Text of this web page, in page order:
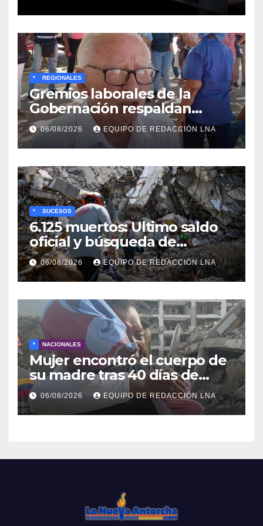
* REGIONALES
Gremios laborales de la
Gobernación respaldan
propuesta de Bono
Recreativo de 100 dólares
para jubilados, pensionados y
activos
06/08/2026 EQUIPO DE REDACCIÓN LNA
* SUCESOS
6.125 muertos: Ultimo saldo
oficial y búsqueda de
cadáveres continúa entre los
escombros
06/08/2026 EQUIPO DE REDACCIÓN LNA
* NACIONALES
Mujer encontró el cuerpo de
su madre tras 40 días de
búsqueda en Tanaguarena
06/08/2026 EQUIPO DE REDACCIÓN LNA